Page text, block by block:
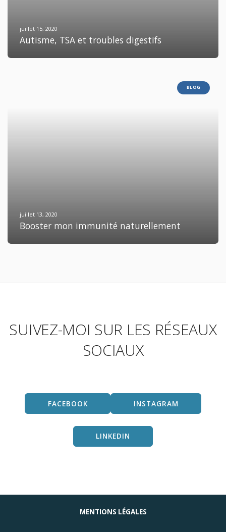
juillet 15, 2020
Autisme, TSA et troubles digestifs
BLOG
juillet 13, 2020
Booster mon immunité naturellement
SUIVEZ-MOI SUR LES RÉSEAUX
SOCIAUX
FACEBOOK INSTAGRAM
LINKEDIN
MENTIONS LÉGALES